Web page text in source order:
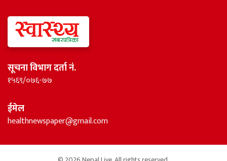
सूचना विभाग दर्ता नं.
१५६९/०७६-७७
ईमेल
healthnewspaper@gmail.com